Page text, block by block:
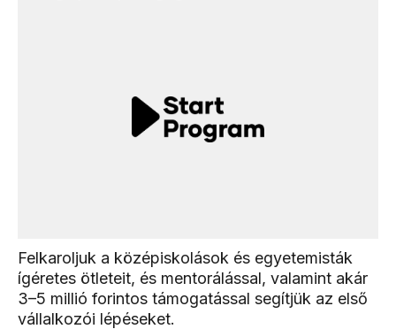
Felkaroljuk a középiskolások és egyetemisták
ígéretes ötleteit, és mentorálással, valamint akár
3–5 millió forintos támogatással segítjük az első
vállalkozói lépéseket.